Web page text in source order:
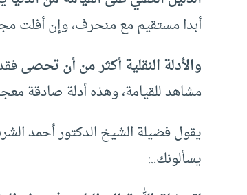
أبدا مستقيم مع منحرف، وإن أفلت
والأدلة النقلية أكثر من أن تحصى
مشاهد للقيامة، وهذه أدلة صادقة
يقول فضيلة الشيخ الدكتور أحمد
يسألونك..: